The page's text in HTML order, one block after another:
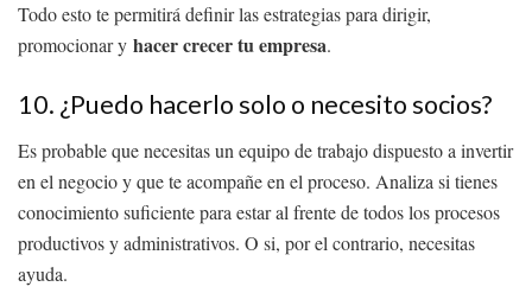
Todo esto te permitirá definir las estrategias para dirigir,
promocionar y hacer crecer tu empresa.
10. ¿Puedo hacerlo solo o necesito socios?
Es probable que necesitas un equipo de trabajo dispuesto a invertir
en el negocio y que te acompañe en el proceso. Analiza si tienes
conocimiento suficiente para estar al frente de todos los procesos
productivos y administrativos. O si, por el contrario, necesitas
ayuda.